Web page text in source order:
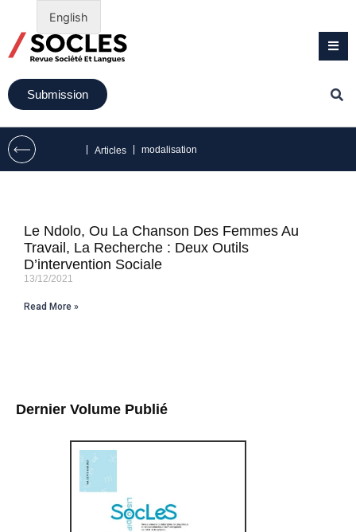
Submission
Articles modalisation
Dernier Volume Publié
Le Ndolo, Ou La Chanson Des Femmes Au
Travail, La Recherche : Deux Outils
D’intervention Sociale
13/12/2021
Read More »
English